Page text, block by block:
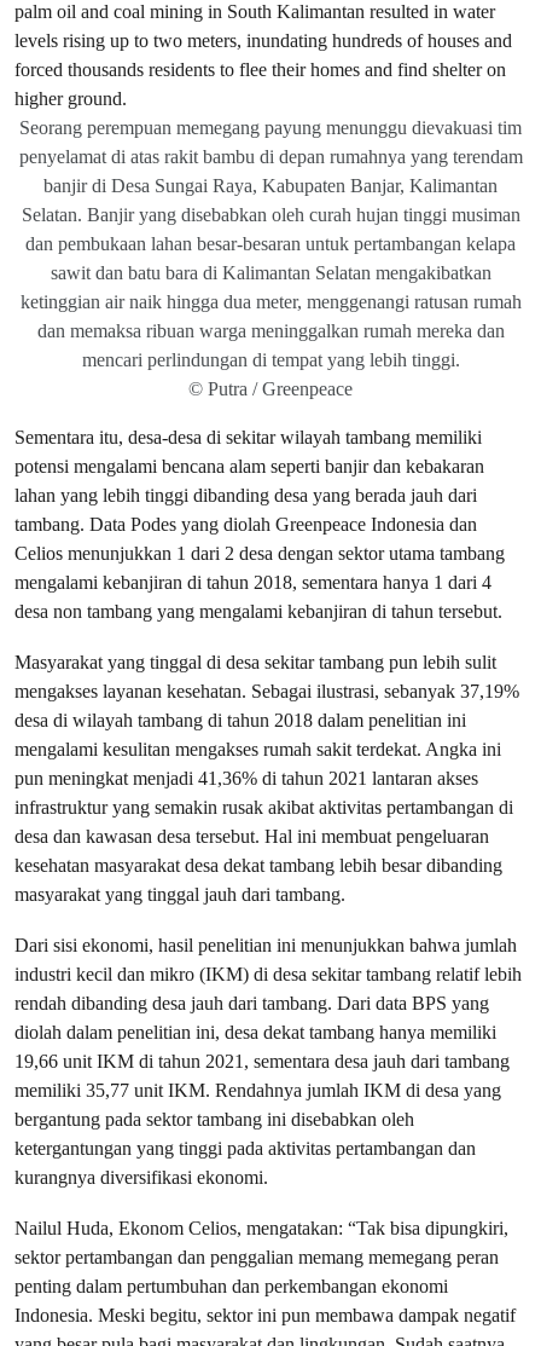
Seorang perempuan memegang payung menunggu dievakuasi tim
penyelamat di atas rakit bambu di depan rumahnya yang terendam
banjir di Desa Sungai Raya, Kabupaten Banjar, Kalimantan
Selatan. Banjir yang disebabkan oleh curah hujan tinggi musiman
dan pembukaan lahan besar-besaran untuk pertambangan kelapa
sawit dan batu bara di Kalimantan Selatan mengakibatkan
ketinggian air naik hingga dua meter, menggenangi ratusan rumah
dan memaksa ribuan warga meninggalkan rumah mereka dan
mencari perlindungan di tempat yang lebih tinggi.
© Putra / Greenpeace
Sementara itu, desa-desa di sekitar wilayah tambang memiliki
potensi mengalami bencana alam seperti banjir dan kebakaran
lahan yang lebih tinggi dibanding desa yang berada jauh dari
tambang. Data Podes yang diolah Greenpeace Indonesia dan
Celios menunjukkan 1 dari 2 desa dengan sektor utama tambang
mengalami kebanjiran di tahun 2018, sementara hanya 1 dari 4
desa non tambang yang mengalami kebanjiran di tahun tersebut.
Masyarakat yang tinggal di desa sekitar tambang pun lebih sulit
mengakses layanan kesehatan. Sebagai ilustrasi, sebanyak 37,19%
desa di wilayah tambang di tahun 2018 dalam penelitian ini
mengalami kesulitan mengakses rumah sakit terdekat. Angka ini
pun meningkat menjadi 41,36% di tahun 2021 lantaran akses
infrastruktur yang semakin rusak akibat aktivitas pertambangan di
desa dan kawasan desa tersebut. Hal ini membuat pengeluaran
kesehatan masyarakat desa dekat tambang lebih besar dibanding
masyarakat yang tinggal jauh dari tambang.
Dari sisi ekonomi, hasil penelitian ini menunjukkan bahwa jumlah
industri kecil dan mikro (IKM) di desa sekitar tambang relatif lebih
rendah dibanding desa jauh dari tambang. Dari data BPS yang
diolah dalam penelitian ini, desa dekat tambang hanya memiliki
19,66 unit IKM di tahun 2021, sementara desa jauh dari tambang
memiliki 35,77 unit IKM. Rendahnya jumlah IKM di desa yang
bergantung pada sektor tambang ini disebabkan oleh
ketergantungan yang tinggi pada aktivitas pertambangan dan
kurangnya diversifikasi ekonomi.
Nailul Huda, Ekonom Celios, mengatakan: “Tak bisa dipungkiri,
sektor pertambangan dan penggalian memang memegang peran
penting dalam pertumbuhan dan perkembangan ekonomi
Indonesia. Meski begitu, sektor ini pun membawa dampak negatif